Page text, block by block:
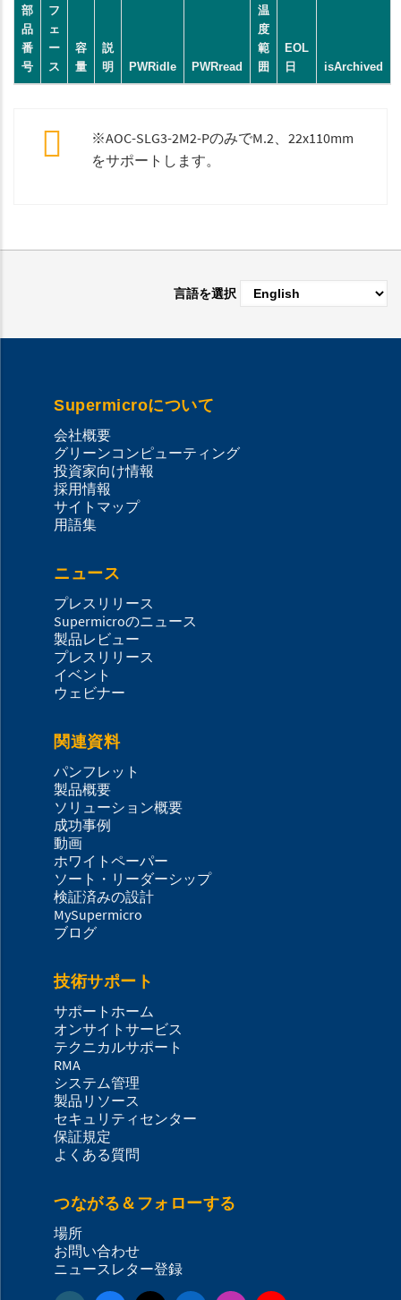
部
品
番
号
フ
ェ
ー
ス
容
量
説
明
PWRidle PWRread
温
度
範
囲
EOL
日
isArchived
※AOC-SLG3-2M2-PのみでM.2、22x110mm
をサポートします。
言語を選択
Supermicroについて
会社概要
グリーンコンピューティング
投資家向け情報
採用情報
サイトマップ
用語集
ニュース
プレスリリース
Supermicroのニュース
製品レビュー
プレスリリース
イベント
ウェビナー
関連資料
パンフレット
製品概要
ソリューション概要
成功事例
動画
ホワイトペーパー
ソート・リーダーシップ
検証済みの設計
MySupermicro
ブログ
技術サポート
サポートホーム
オンサイトサービス
テクニカルサポート
RMA
システム管理
製品リソース
セキュリティセンター
保証規定
よくある質問
つながる＆フォローする
場所
お問い合わせ
ニュースレター登録